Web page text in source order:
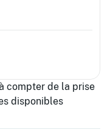
compter de la prise
disponibles